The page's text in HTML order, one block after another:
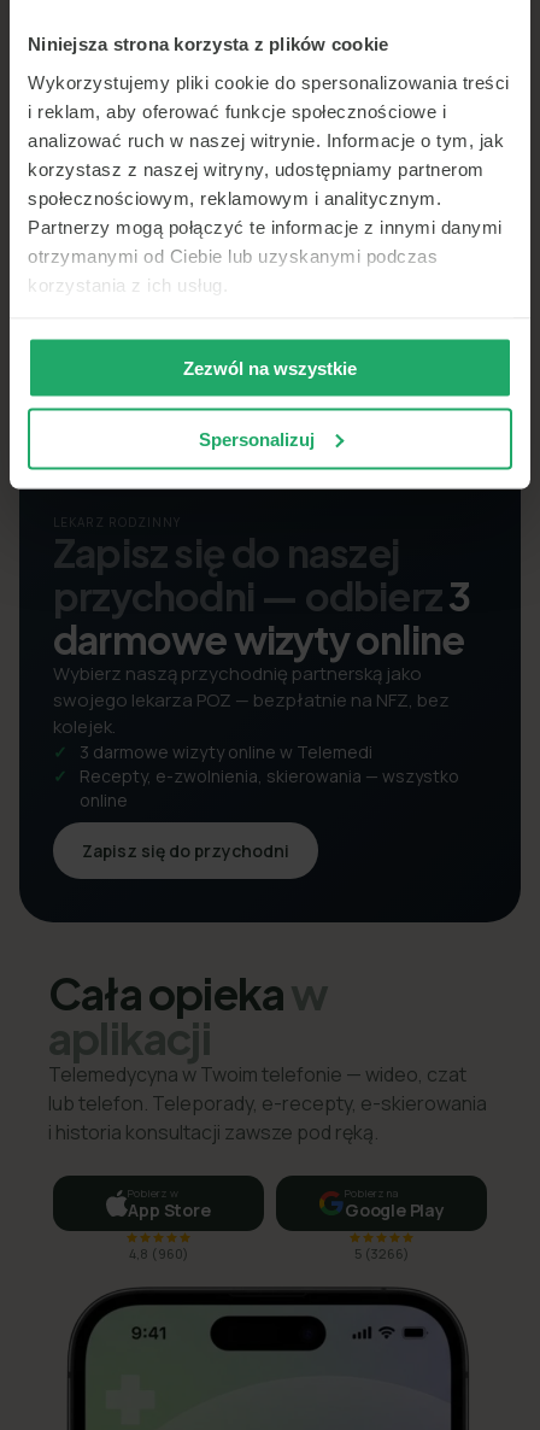
Niniejsza strona korzysta z plików cookie
Wykorzystujemy pliki cookie do spersonalizowania treści
i reklam, aby oferować funkcje społecznościowe i
analizować ruch w naszej witrynie. Informacje o tym, jak
korzystasz z naszej witryny, udostępniamy partnerom
społecznościowym, reklamowym i analitycznym.
Partnerzy mogą połączyć te informacje z innymi danymi
otrzymanymi od Ciebie lub uzyskanymi podczas
korzystania z ich usług.
Zezwól na wszystkie
Spersonalizuj
Lekarz pierwszego kontaktu w 15
minut — wideo, telefon lub czat.
Nowa recepta lub
leków bez wizyty osobiście.
LEKARZ RODZINNY
Zapisz się do naszej
przychodni — odbierz3
darmowe wizyty online
Wybierz naszą przychodnię partnerską jako
swojego lekarza POZ — bezpłatnie na NFZ, bez
kolejek.
3 darmowe wizyty online w Telemedi
Recepty, e-zwolnienia, skierowania — wszystko
online
Zapisz się do przychodni
Cała opiekaw
aplikacji
Telemedycyna w Twoim telefonie — wideo, czat
lub telefon. Teleporady, e-recepty, e-skierowania
i historia konsultacji zawsze pod ręką.
Pobierz w
App Store
4,8 ( 960)
Pobierz na
Google Play
5 (3266)